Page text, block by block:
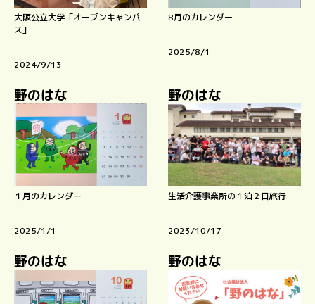
大阪公立大学「オープンキャンパ
ス」
2024/9/13
8月のカレンダー
2025/8/1
野のはな
１月のカレンダー
2025/1/1
野のはな
生活介護事業所の１泊２日旅行
2023/10/17
野のはな 野のはな